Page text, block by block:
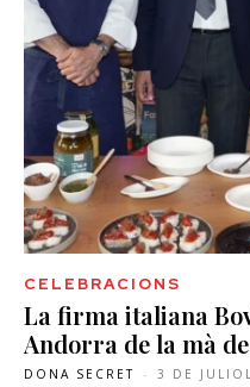
CELEBRACIONS
La firma italiana
Andorra de la mà
DONA SECRET - 3 DE